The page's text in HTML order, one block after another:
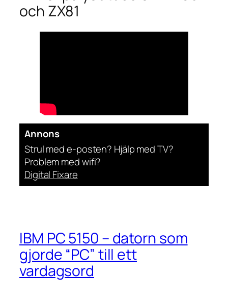
och ZX81
Annons
Strul med e-posten? Hjälp med TV?
Problem med wifi?
Digital Fixare
IBM PC 5150 – datorn som
gjorde “PC” till ett
vardagsord